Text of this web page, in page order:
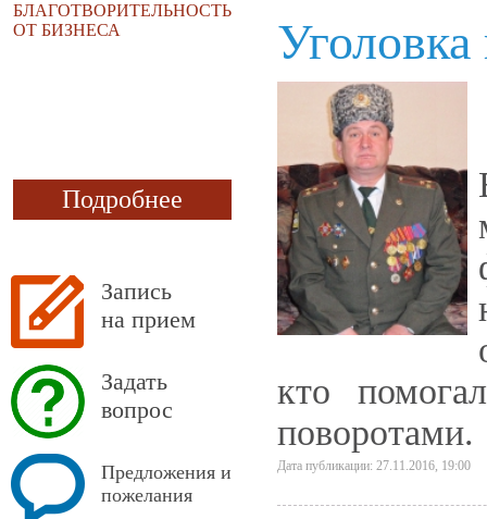
БЛАГОТВОРИТЕЛЬНОСТЬ
ОТ БИЗНЕСА
Подробнее
Запись
на прием
Задать
вопрос
Предложения и
пожелания
кто
поворотами.
Дата публикации: 27.11.2016, 19:00